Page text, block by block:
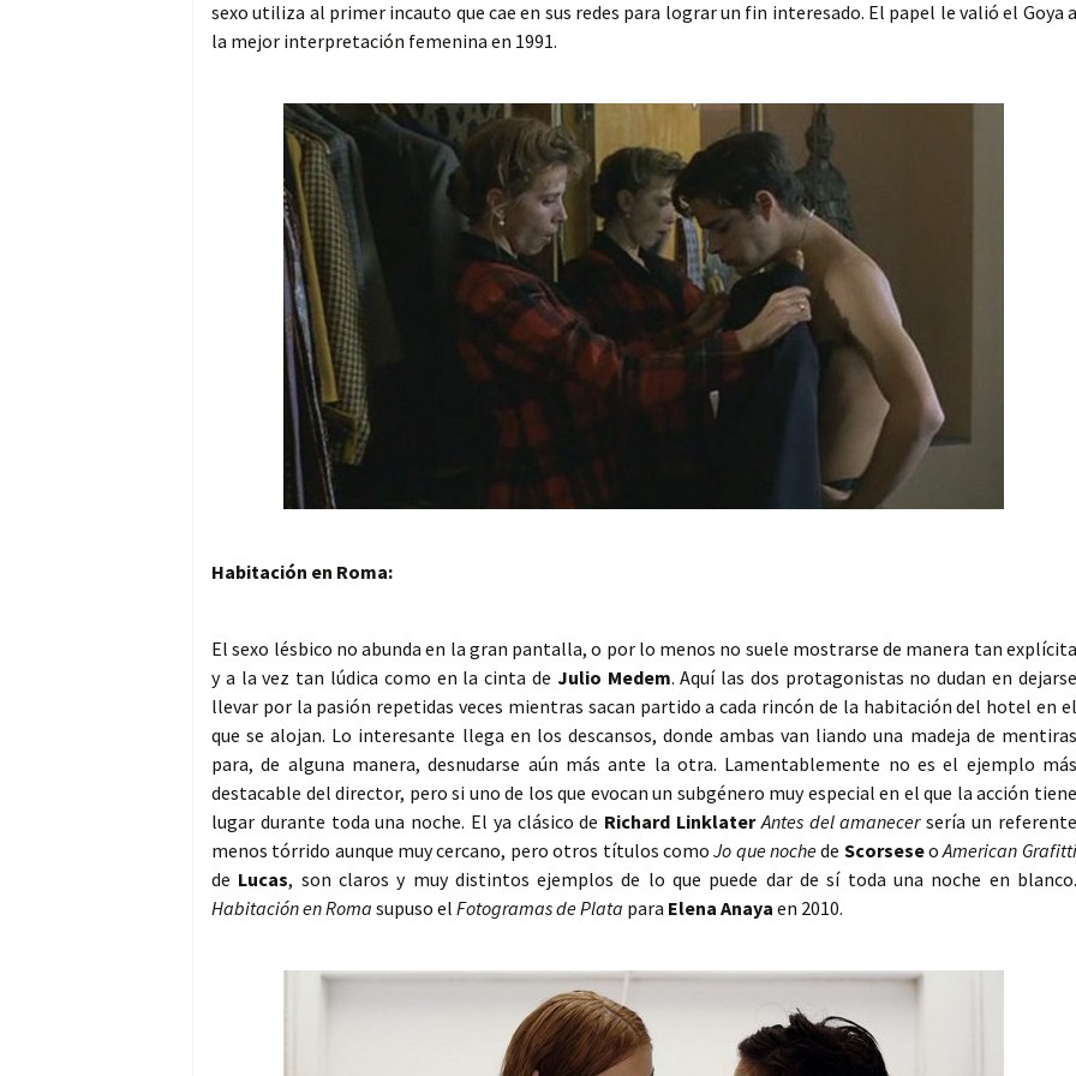
sexo utiliza al primer incauto que cae en sus redes para lograr un fin interesado. El papel le valió el Goya a
la mejor interpretación femenina en 1991.
Habitación en Roma:
El sexo lésbico no abunda en la gran pantalla, o por lo menos no suele mostrarse de manera tan explícita
y a la vez tan lúdica como en la cinta de Julio Medem. Aquí las dos protagonistas no dudan en dejarse
llevar por la pasión repetidas veces mientras sacan partido a cada rincón de la habitación del hotel en el
que se alojan. Lo interesante llega en los descansos, donde ambas van liando una madeja de mentiras
para, de alguna manera, desnudarse aún más ante la otra. Lamentablemente no es el ejemplo más
destacable del director, pero si uno de los que evocan un subgénero muy especial en el que la acción tiene
lugar durante toda una noche. El ya clásico de Richard Linklater Antes del amanecersería un referente
menos tórrido aunque muy cercano, pero otros títulos comoJo que nochede ScorseseoAmerican Grafitti
de Lucas, son claros y muy distintos ejemplos de lo que puede dar de sí toda una noche en blanco.
Habitación en Roma supuso el Fotogramas de Plata para Elena Anaya en 2010.